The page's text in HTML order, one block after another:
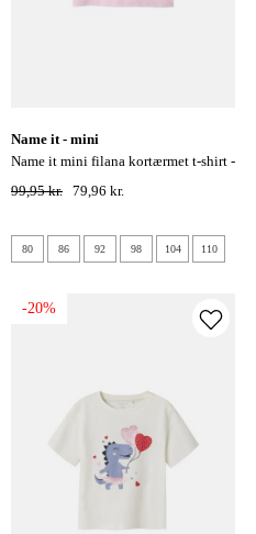
name it - mini
name it mini filana kortærmet t-shirt -
fairy tale
99,95 kr. 79,96 kr.
80 86 92 98 104 110
-20%